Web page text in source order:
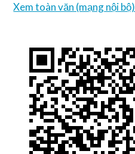
Xem toàn văn (mạng nội bộ)